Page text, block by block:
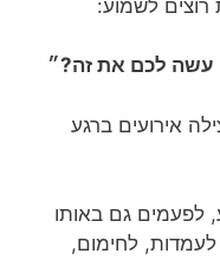
לשמוע:
עשה לכם את זה?״
אירועים ברגע
לפעמים גם באותו
לחימום,